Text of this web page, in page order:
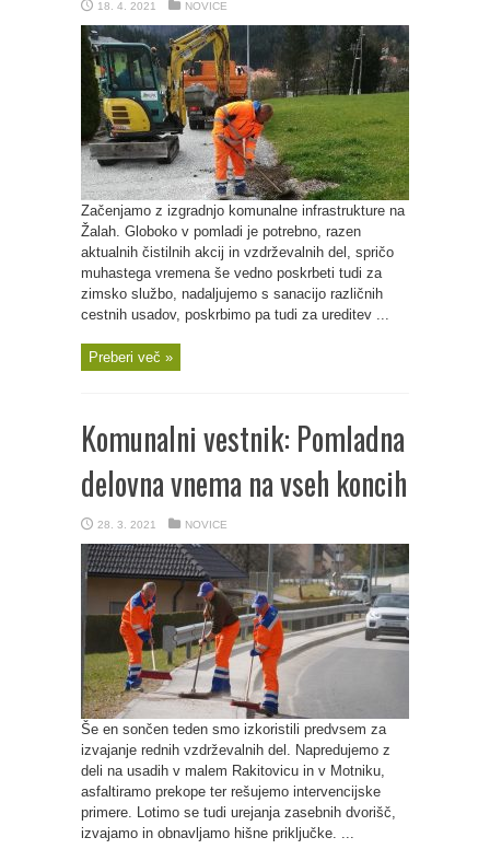
18. 4. 2021 NOVICE
Začenjamo z izgradnjo komunalne infrastrukture na
Žalah. Globoko v pomladi je potrebno, razen
aktualnih čistilnih akcij in vzdrževalnih del, spričo
muhastega vremena še vedno poskrbeti tudi za
zimsko službo, nadaljujemo s sanacijo različnih
cestnih usadov, poskrbimo pa tudi za ureditev ...
Preberi več »
Komunalni vestnik: Pomladna
delovna vnema na vseh koncih
28. 3. 2021 NOVICE
Še en sončen teden smo izkoristili predvsem za
izvajanje rednih vzdrževalnih del. Napredujemo z
deli na usadih v malem Rakitovicu in v Motniku,
asfaltiramo prekope ter rešujemo intervencijske
primere. Lotimo se tudi urejanja zasebnih dvorišč,
izvajamo in obnavljamo hišne priključke. ...